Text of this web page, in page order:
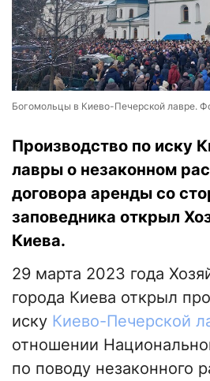
Богомольцы в Киево-Печерской лавре.
Производство по иску
лавры о незаконном
договора аренды со
заповедника открыл
Киева.
29 марта 2023 года
города Киева открыл
иску Киево-Печерской
отношении
по поводу незаконного